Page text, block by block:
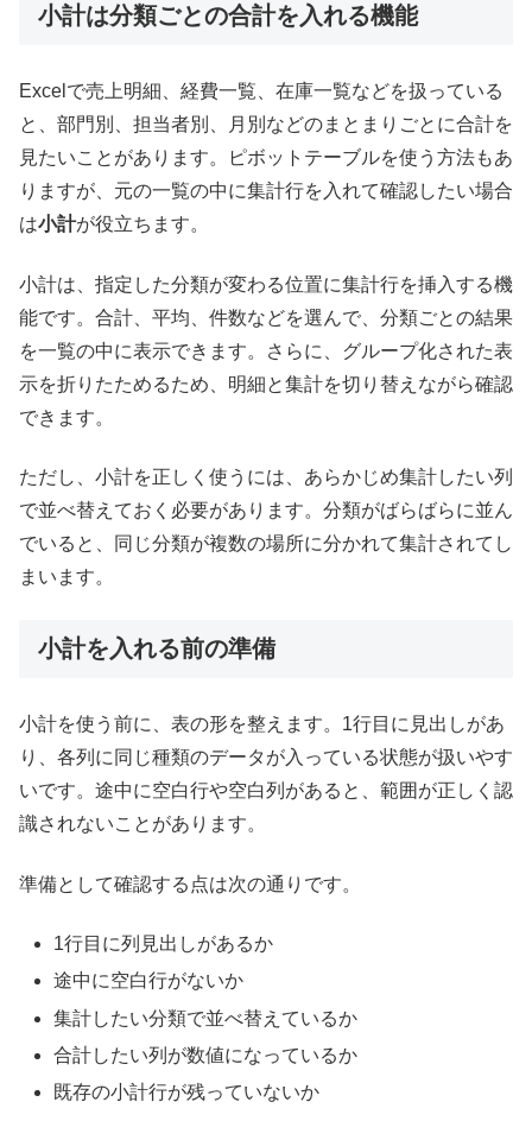
小計は分類ごとの合計を入れる機能
Excelで売上明細、経費一覧、在庫一覧などを扱っている
と、部門別、担当者別、月別などのまとまりごとに合計を
見たいことがあります。ピボットテーブルを使う方法もあ
りますが、元の一覧の中に集計行を入れて確認したい場合
は小計が役立ちます。
小計は、指定した分類が変わる位置に集計行を挿入する機
能です。合計、平均、件数などを選んで、分類ごとの結果
を一覧の中に表示できます。さらに、グループ化された表
示を折りたためるため、明細と集計を切り替えながら確認
できます。
ただし、小計を正しく使うには、あらかじめ集計したい列
で並べ替えておく必要があります。分類がばらばらに並ん
でいると、同じ分類が複数の場所に分かれて集計されてし
まいます。
小計を入れる前の準備
小計を使う前に、表の形を整えます。1行目に見出しがあ
り、各列に同じ種類のデータが入っている状態が扱いやす
いです。途中に空白行や空白列があると、範囲が正しく認
識されないことがあります。
準備として確認する点は次の通りです。
1行目に列見出しがあるか
途中に空白行がないか
集計したい分類で並べ替えているか
合計したい列が数値になっているか
既存の小計行が残っていないか